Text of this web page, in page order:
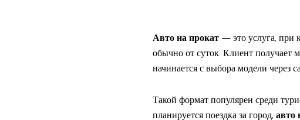
Авто на прокат — это услуга, при
обычно от суток. Клиент получает
начинается с выбора модели через
Такой формат популярен среди
планируется поездка за город, авто